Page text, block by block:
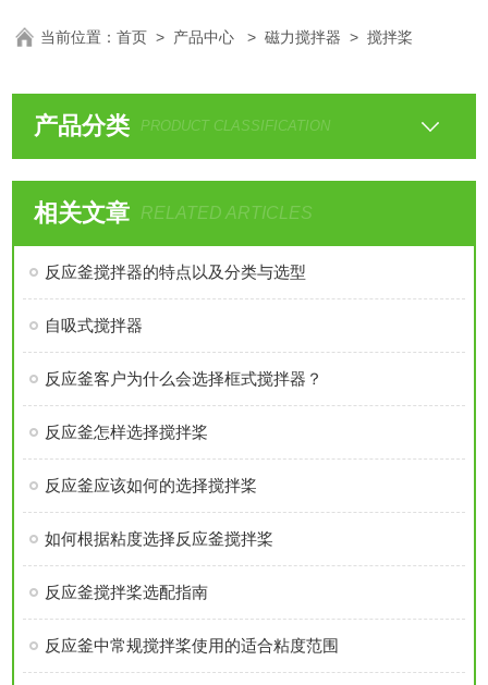
当前位置：首页 > 产品中心 >磁力搅拌器 >搅拌桨
产品分类 PRODUCT CLASSIFICATION
相关文章 RELATED ARTICLES
反应釜搅拌器的特点以及分类与选型
自吸式搅拌器
反应釜客户为什么会选择框式搅拌器？
反应釜怎样选择搅拌桨
反应釜应该如何的选择搅拌桨
如何根据粘度选择反应釜搅拌桨
反应釜搅拌桨选配指南
反应釜中常规搅拌桨使用的适合粘度范围